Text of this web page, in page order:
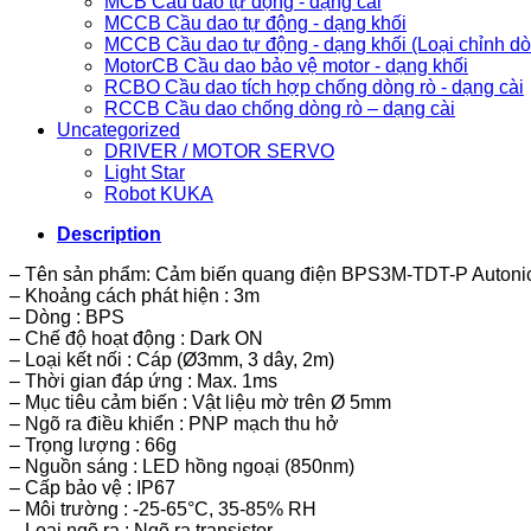
MCCB Cầu dao tự động - dạng khối
MCCB Cầu dao tự động - dạng khối (Loại chỉnh
MotorCB Cầu dao bảo vệ motor - dạng khối
RCBO Cầu dao tích hợp chống dòng rò - dạng cài
RCCB Cầu dao chống dòng rò – dạng cài
Uncategorized
DRIVER / MOTOR SERVO
Light Star
Robot KUKA
Description
– Tên sản phẩm: Cảm biến quang điện BPS3M-TDT-P
– Khoảng cách phát hiện : 3m
– Dòng : BPS
– Chế độ hoạt động : Dark ON
– Loại kết nối : Cáp (Ø3mm, 3 dây, 2m)
– Thời gian đáp ứng : Max. 1ms
– Mục tiêu cảm biến : Vật liệu mờ trên Ø 5mm
– Ngõ ra điều khiển : PNP mạch thu hở
– Trọng lượng : 66g
– Nguồn sáng : LED hồng ngoại (850nm)
– Cấp bảo vệ : IP67
– Môi trường : -25-65°C, 35-85% RH